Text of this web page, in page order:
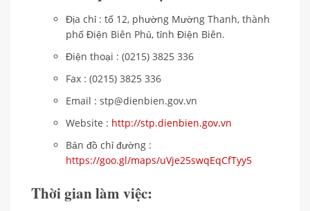
Địa chỉ : tổ 12, phường Mường Thanh, thành
phố Điện Biên Phủ, tỉnh Điện Biên.
Điện thoại : (0215) 3825 336
Fax : (0215) 3825 336
Email : stp@dienbien.gov.vn
Website : http://stp.dienbien.gov.vn
Bản đồ chỉ đường :
https://goo.gl/maps/uVje25swqEqCfTyy5
Thời gian làm việc: